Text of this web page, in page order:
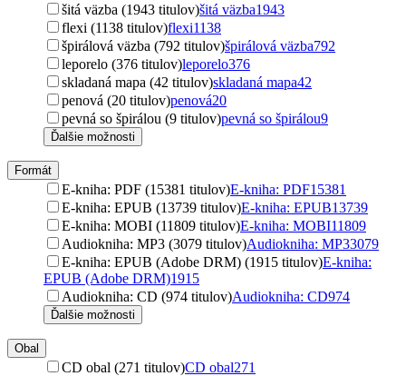
šitá väzba (1943 titulov)šitá väzba1943
flexi (1138 titulov)flexi1138
špirálová väzba (792 titulov)špirálová väzba792
leporelo (376 titulov)leporelo376
skladaná mapa (42 titulov)skladaná mapa42
penová (20 titulov)penová20
pevná so špirálou (9 titulov)pevná so špirálou9
Ďalšie možnosti
Formát
E-kniha: PDF (15381 titulov)E-kniha: PDF15381
E-kniha: EPUB (13739 titulov)E-kniha: EPUB13739
E-kniha: MOBI (11809 titulov)E-kniha: MOBI11809
Audiokniha: MP3 (3079 titulov)Audiokniha: MP33079
E-kniha: EPUB (Adobe DRM) (1915 titulov)E-kniha:
EPUB (Adobe DRM)1915
Audiokniha: CD (974 titulov)Audiokniha: CD974
Ďalšie možnosti
Obal
CD obal (271 titulov)CD obal271